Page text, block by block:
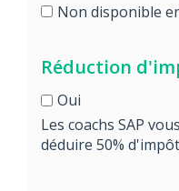
Non disponible
Réduction
Oui
Les coachs SAP
déduire 50%